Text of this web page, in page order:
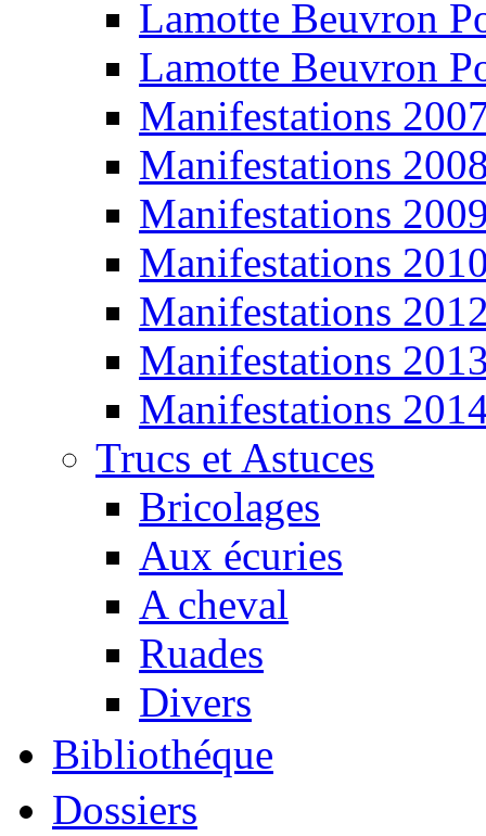
Lamotte Beuvron
Lamotte Beuvron
Manifestations
Manifestations
Manifestations
Manifestations
Manifestations
Manifestations
Manifestations
Trucs et Astuces
Bricolages
Aux écuries
A cheval
Ruades
Divers
Bibliothéque
Dossiers